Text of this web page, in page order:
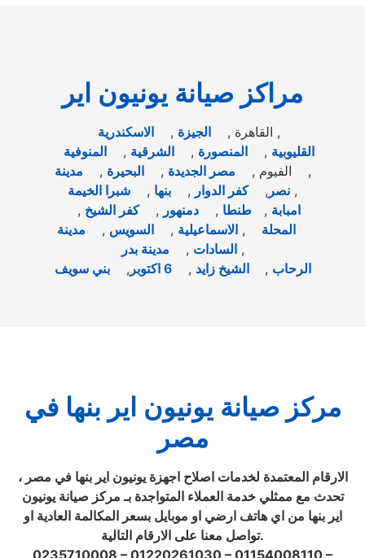
مراكز صيانة يونيون اير
القاهرة ,الجيزة ,الاسكندرية
,
القليوبية ,المنصورة ,الشرقية ,المنوفية
, الفيوم , مصر الجديدة ,البحيرة , مدينة
نصر ,كفر الدوار , بنها , شبرا الخيمة
,
امبابة ,طنطا ,دمنهور ,كفر الشيخ ,
المحلة , الاسماعيلية , السويس , مدينة
السادات , مدينة بدر
,
الرحاب , الشيخ زايد ,6 اكتوبر ,بني سويف
مركز صيانة يونيون اير بنها في
مصر
الارقام المعتمدة لخدمات اصلاح اجهزة يونيون اير بنها في مصر ،
تحدث مع ممثلي خدمة العملاء المتواجدة بـ مركز صيانة يونيون
اير بنها من اي هاتف ارضي او موبايل بسعر المكالمة العادية او
تواصل معنا على الارقام التالية.
0235710008 – 01220261030 – 01154008110 –